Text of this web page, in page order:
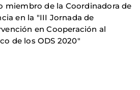
miembro de la Coordinadora de
en la "III Jornada de
en Cooperación al
de los ODS 2020"